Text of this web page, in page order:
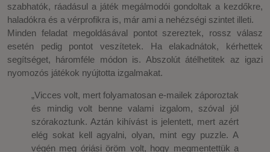
szabhatók, ráadásul a játék megálmodói gondoltak a kezdőkre,
haladókra és a vérprofikra is, már ami a nehézségi szintet illeti.
Minden feladat megoldásával pontot szereztek, rossz válasz
esetén pedig pontot veszítetek. Ha elakadnátok, kérhettek
segítséget, háromféle módon is. Abszolút átélhetitek az igazi
nyomozós játékok nyújtotta izgalmakat.
„Vicces volt, mert folyamatosan e-mailek záporoztak
és mindig volt benne valami izgalom, szóval jól
szórakoztunk. Aztán kihívást is jelentett, mert azért
elég sokat kell agyalni, olyan, mint egy puzzle. A
végén meg óriási öröm volt, hogy megmentettük a